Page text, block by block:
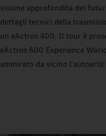
visione approfondita del
dettagli tecnici della
un eActros 400. Il tour è
eActros 600 Experience
ammirato da vicino